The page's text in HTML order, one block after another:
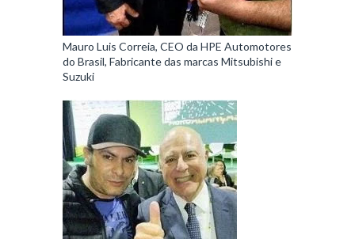
Mauro Luis Correia, CEO da HPE Automotores
do Brasil, Fabricante das marcas Mitsubishi e
Suzuki